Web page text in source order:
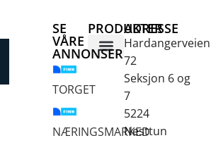
ADRESSE
Hardangerveien
72
Seksjon 6 og
7
5224
Nesttun
PRODUKTER
SE
VÅRE
ANNONSER
TORGET
NÆRINGSMARKED